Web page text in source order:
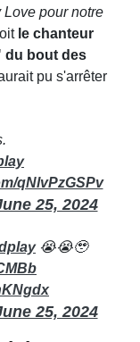
Love pour notre
le chanteur
du bout des
pu s'arrêter
qNlvPzGSPv
25, 2024
😭😭🥹
25, 2024